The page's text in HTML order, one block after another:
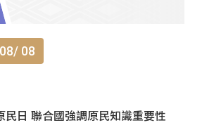
08
民日 聯合國強調原民知識重要性